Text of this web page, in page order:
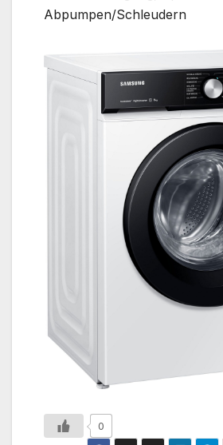
Abpumpen/Schleudern
0